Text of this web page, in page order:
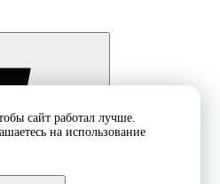
сайт работал лучше.
на использование